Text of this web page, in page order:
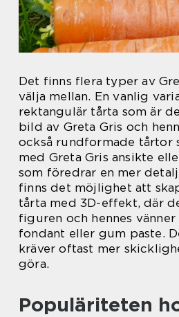
Det finns flera typer av
välja mellan. En vanlig
rektangulär tårta som är
bild av Greta Gris och
också rundformade tårtor
med Greta Gris ansikte
som föredrar en mer
finns det möjlighet att
tårta med 3D-effekt, där
figuren och hennes
fondant eller gum paste.
kräver oftast mer
göra.
Populäriteten